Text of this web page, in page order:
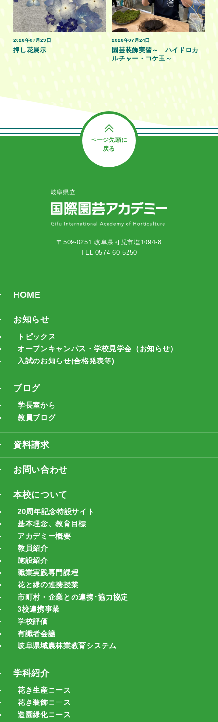
2026年07月29日
押し花展示
2026年07月24日
園芸装飾実習～ ハイドロカ
ルチャー・コケ玉～
ページ先頭に
戻る
〒509-0251 岐阜県可児市塩1094-8
TEL 0574-60-5250
HOME
お知らせ
トピックス
オープンキャンパス・学校見学会（お知らせ）
入試のお知らせ(合格発表等)
ブログ
学長室から
教員ブログ
資料請求
お問い合わせ
本校について
20周年記念特設サイト
基本理念、教育目標
アカデミー概要
教員紹介
施設紹介
職業実践専門課程
花と緑の連携授業
市町村・企業との連携･協力協定
3校連携事業
学校評価
有識者会議
岐阜県域農林業教育システム
学科紹介
花き生産コース
花き装飾コース
造園緑化コース